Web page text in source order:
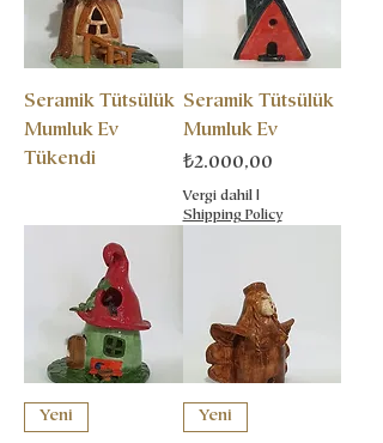
Seramik Tütsülük
Mumluk Ev
Tükendi
Seramik Tütsülük
Mumluk Ev
Fiyat
₺2.000,00
Vergi dahil|
Shipping Policy
Yeni Yeni